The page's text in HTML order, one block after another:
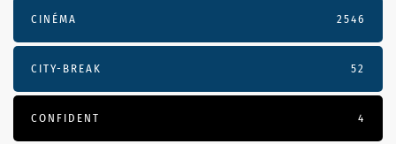
CINÉMA 2546
CITY-BREAK 52
CONFIDENT 4